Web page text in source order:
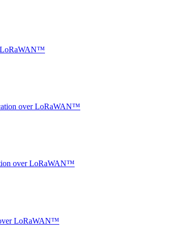
LoRaWAN™
over LoRaWAN™
over LoRaWAN™
over LoRaWAN™